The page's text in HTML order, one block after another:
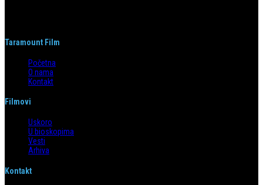
Taramount Film
Početna
O nama
Kontakt
Filmovi
Uskoro
U bioskopima
Vesti
Arhiva
Kontakt